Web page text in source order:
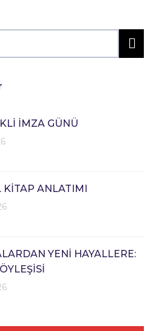
İMZA GÜNÜ
KİTAP ANLATIMI
YENİ HAYALLERE: